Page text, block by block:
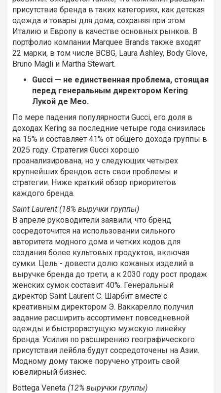
присутствие бренда в таких категориях, как детская
одежда и товары для дома, сохраняя при этом
Италию и Европу в качестве основных рынков. В
портфолио компании Marquee Brands также входят
22 марки, в том числе BCBG, Laura Ashley, Body Glove,
Bruno Magli и Martha Stewart.
Gucci — не единственная проблема, стоящая
перед генеральным директором Kering
Лукой де Мео.
По мере падения популярности Gucci, его доля в
доходах Kering за последние четыре года снизилась
на 15% и составляет 41% от общего дохода группы в
2025 году. Стратегия Gucci хорошо
проанализирована, но у следующих четырех
крупнейших брендов есть свои проблемы и
стратегии. Ниже краткий обзор приоритетов
каждого бренда.
Saint Laurent (18% выручки группы)
В апреле руководители заявили, что бренд
сосредоточится на использовании сильного
авторитета модного дома и четких кодов для
создания более культовых продуктов, включая
сумки. Цель - довести долю кожаных изделий в
выручке бренда до трети, а к 2030 году рост продаж
женских сумок составит 40%. Генеральный
директор Saint Laurent С. Шарбит вместе с
креативным директором Э. Ваккарелло получил
задание расширить ассортимент повседневной
одежды и быстрорастущую мужскую линейку
бренда. Усилия по расширению географического
присутствия лейбла будут сосредоточены на Азии.
Модному дому также поручено утроить свой
ювелирный бизнес.
Bottega Veneta (12% выручки группы)